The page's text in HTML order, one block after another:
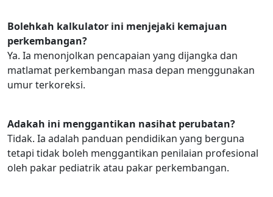
Bolehkah kalkulator ini menjejaki kemajuan
perkembangan?
Ya. Ia menonjolkan pencapaian yang dijangka dan
matlamat perkembangan masa depan menggunakan
umur terkoreksi.
Adakah ini menggantikan nasihat perubatan?
Tidak. Ia adalah panduan pendidikan yang berguna
tetapi tidak boleh menggantikan penilaian profesional
oleh pakar pediatrik atau pakar perkembangan.